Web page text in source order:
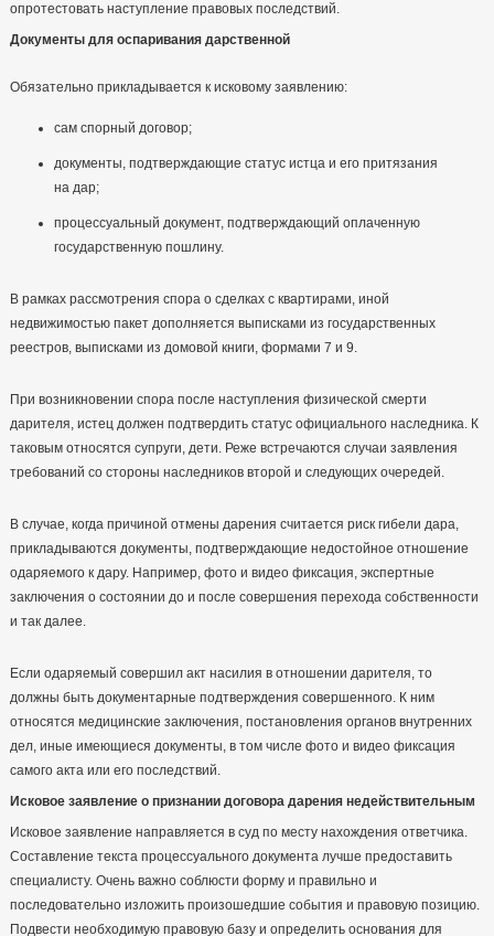
опротестовать наступление правовых последствий.
Документы для оспаривания дарственной
Обязательно прикладывается к исковому заявлению:
сам спорный договор;
документы, подтверждающие статус истца и его притязания
на дар;
процессуальный документ, подтверждающий оплаченную
государственную пошлину.
В рамках рассмотрения спора о сделках с квартирами, иной
недвижимостью пакет дополняется выписками из государственных
реестров, выписками из домовой книги, формами 7 и 9.
При возникновении спора после наступления физической смерти
дарителя, истец должен подтвердить статус официального наследника. К
таковым относятся супруги, дети. Реже встречаются случаи заявления
требований со стороны наследников второй и следующих очередей.
В случае, когда причиной отмены дарения считается риск гибели дара,
прикладываются документы, подтверждающие недостойное отношение
одаряемого к дару. Например, фото и видео фиксация, экспертные
заключения о состоянии до и после совершения перехода собственности
и так далее.
Если одаряемый совершил акт насилия в отношении дарителя, то
должны быть документарные подтверждения совершенного. К ним
относятся медицинские заключения, постановления органов внутренних
дел, иные имеющиеся документы, в том числе фото и видео фиксация
самого акта или его последствий.
Исковое заявление о признании договора дарения недействительным
Исковое заявление направляется в суд по месту нахождения ответчика.
Составление текста процессуального документа лучше предоставить
специалисту. Очень важно соблюсти форму и правильно и
последовательно изложить произошедшие события и правовую позицию.
Подвести необходимую правовую базу и определить основания для